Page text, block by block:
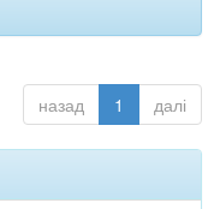
назад 1 далі